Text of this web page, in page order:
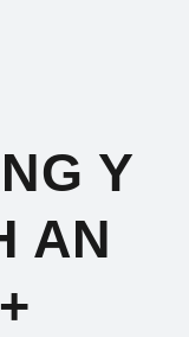
Y
AN